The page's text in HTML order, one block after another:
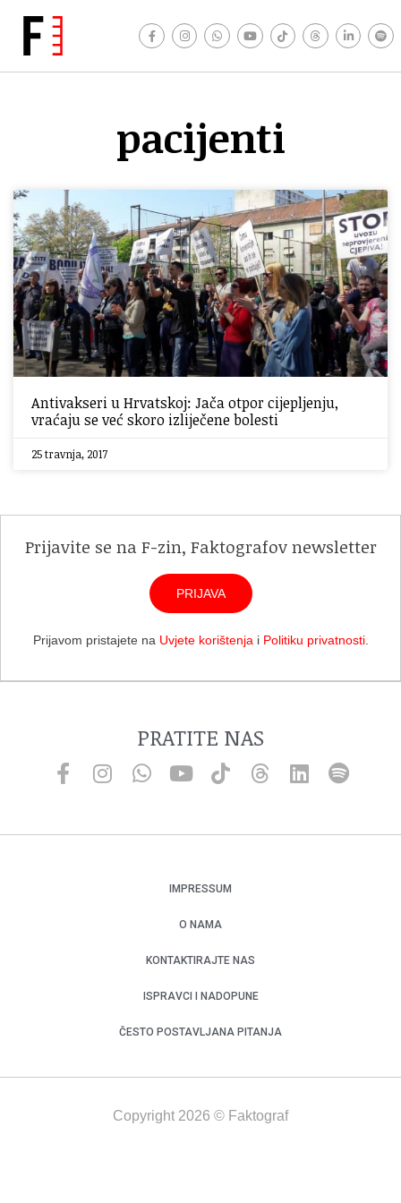
pacijenti
Antivakseri u Hrvatskoj: Jača otpor cijepljenju,
vraćaju se već skoro izliječene bolesti
25 travnja, 2017
Prijavite se na F-zin, Faktografov newsletter
PRIJAVA
Prijavom pristajete na Uvjete korištenja i Politiku privatnosti.
PRATITE NAS
IMPRESSUM
O NAMA
KONTAKTIRAJTE NAS
ISPRAVCI I NADOPUNE
ČESTO POSTAVLJANA PITANJA
Copyright 2026 © Faktograf